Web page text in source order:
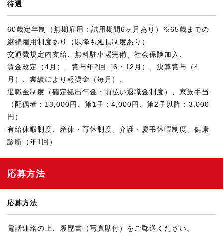
待遇
60歳定年制（無期雇用：試用期間6ヶ月あり）※65歳までの
継続雇用制度あり（以降も延長制度あり）
交通費規定内支給、無料駐車場完備、社会保険加入、
賃金改定（4月）、賞与年2回（6・12月）、決算賞与（4
月）、業績により報奨金（毎月）、
退職金制度（確定拠出年金・前払い退職金制度）、家族手当
（配偶者：13,000円、第1子：4,000円、第2子以降：3,000
円）
有給休暇制度、産休・育休制度、介護・慶弔休暇制度、健康
診断（年1回）
応募方法
応募方法
電話連絡の上、履歴書（写真貼付）をご郵送ください。